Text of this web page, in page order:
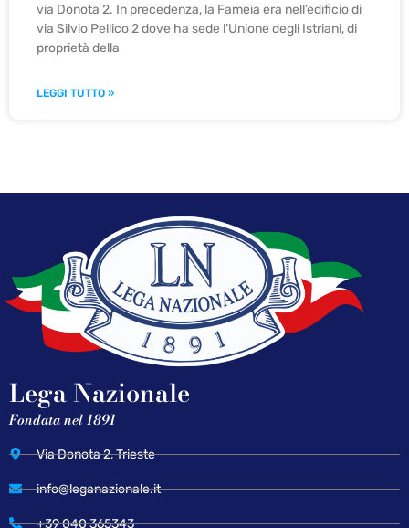
via Donota 2. In precedenza, la Fameia era nell’edificio di
via Silvio Pellico 2 dove ha sede l’Unione degli Istriani, di
proprietà della
LEGGI TUTTO »
Lega Nazionale
Fondata nel 1891
Via Donota 2, Trieste
info@leganazionale.it
+39 040 365343